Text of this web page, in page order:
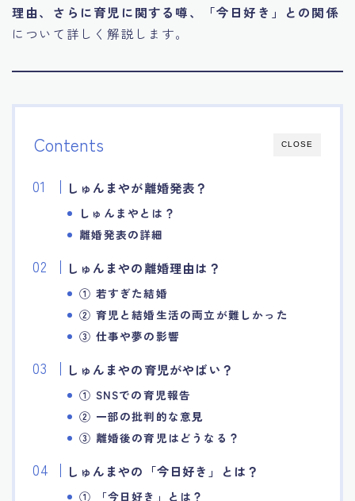
理由、さらに育児に関する噂、「今日好き」との関係
について詳しく解説します。
CLOSE
Contents
しゅんまやが離婚発表？
しゅんまやとは？
離婚発表の詳細
しゅんまやの離婚理由は？
① 若すぎた結婚
② 育児と結婚生活の両立が難しかった
③ 仕事や夢の影響
しゅんまやの育児がやばい？
① SNSでの育児報告
② 一部の批判的な意見
③ 離婚後の育児はどうなる？
しゅんまやの「今日好き」とは？
① 「今日好き」とは？